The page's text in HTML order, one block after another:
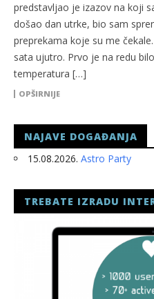
predstavljao je izazov na koji
došao dan utrke, bio sam
preprekama koje su me
sata ujutro. Prvo je na redu
temperatura […]
OPŠIRNIJE
NAJAVE DOGAĐANJA
15.08.2026. Astro Party
TREBATE IZRADU